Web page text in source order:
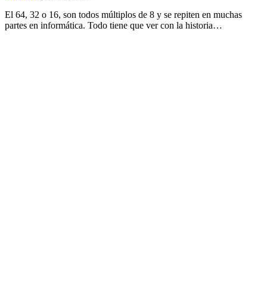
El 64, 32 o 16, son todos múltiplos de 8 y se repiten en muchas
partes en informática. Todo tiene que ver con la historia…